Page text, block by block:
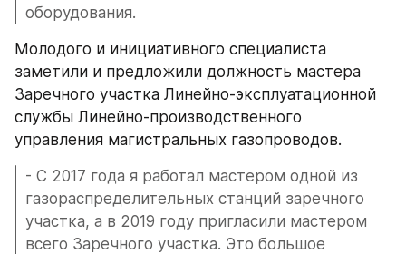
оборудования.
Молодого и инициативного специалиста
заметили и предложили должность мастера
Заречного участка Линейно-эксплуатационной
службы Линейно-производственного
управления магистральных газопроводов.
- С 2017 года я работал мастером одной из
газораспределительных станций заречного
участка, а в 2019 году пригласили мастером
всего Заречного участка. Это большое